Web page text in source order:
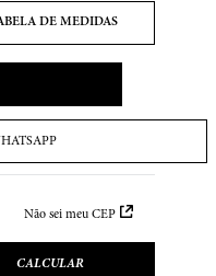
DE MEDIDAS
Não sei meu CEP